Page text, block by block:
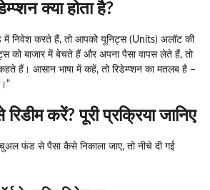
क्या होता है?
निवेश करते हैं, तो आपको यूनिट्स (Units) अलॉट की
को बाजार में बेचते हैं और अपना पैसा वापस लेते हैं, तो
हैं। आसान भाषा में कहें, तो रिडेम्प्शन का मतलब है –
करें? पूरी प्रक्रिया जानिए
फंड से पैसा कैसे निकाला जाए, तो नीचे दी गई